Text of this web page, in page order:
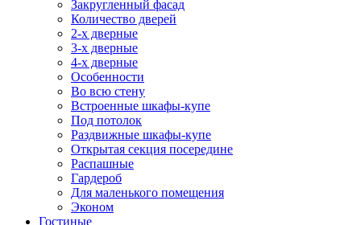
Закругленный фасад
Количество дверей
2-х дверные
3-х дверные
4-х дверные
Особенности
Во всю стену
Встроенные шкафы-купе
Под потолок
Раздвижные шкафы-купе
Открытая секция посередине
Распашные
Гардероб
Для маленького помещения
Эконом
Гостиные